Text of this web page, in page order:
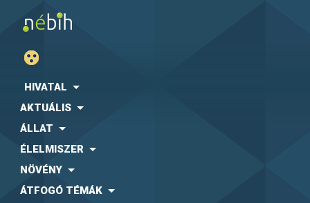
HIVATAL
AKTUÁLIS
ÁLLAT
ÉLELMISZER
NÖVÉNY
ÁTFOGÓ TÉMÁK